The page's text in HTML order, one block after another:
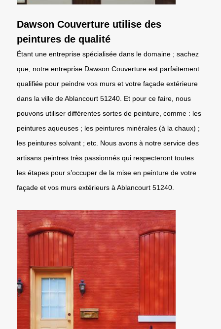
Dawson Couverture utilise des
peintures de qualité
Étant une entreprise spécialisée dans le domaine ; sachez
que, notre entreprise Dawson Couverture est parfaitement
qualifiée pour peindre vos murs et votre façade extérieure
dans la ville de Ablancourt 51240. Et pour ce faire, nous
pouvons utiliser différentes sortes de peinture, comme : les
peintures aqueuses ; les peintures minérales (à la chaux) ;
les peintures solvant ; etc. Nous avons à notre service des
artisans peintres très passionnés qui respecteront toutes
les étapes pour s’occuper de la mise en peinture de votre
façade et vos murs extérieurs à Ablancourt 51240.